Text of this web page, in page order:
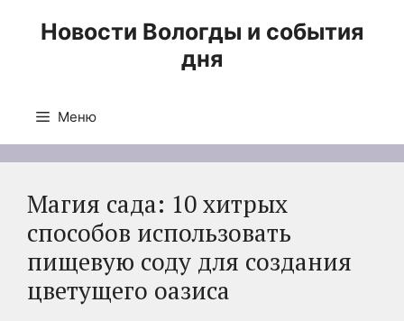
Новости Вологды и события
дня
Меню
Магия сада: 10 хитрых
способов использовать
пищевую соду для создания
цветущего оазиса